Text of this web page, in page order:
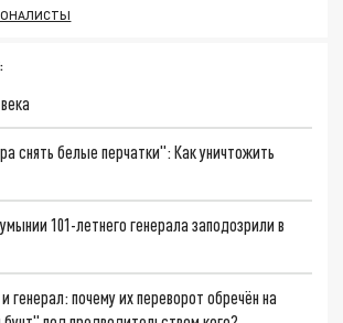
снять белые перчатки": Как уничтожить
101-летнего генерала заподозрили в
генерал: почему их переворот обречён на